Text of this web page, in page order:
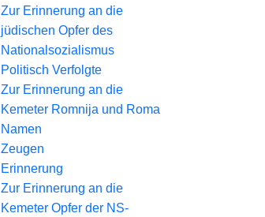
Zur Erinnerung an die
jüdischen Opfer des
Nationalsozialismus
Politisch Verfolgte
Zur Erinnerung an die
Kemeter Romnija und Roma
Namen
Zeugen
Erinnerung
Zur Erinnerung an die
Kemeter Opfer der NS-